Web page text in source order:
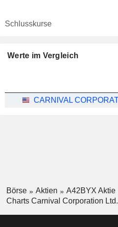
Schlusskurse
Werte im Vergleich
Börse Aktien
A42BYX Aktie
Charts Carnival Corporation Ltd.